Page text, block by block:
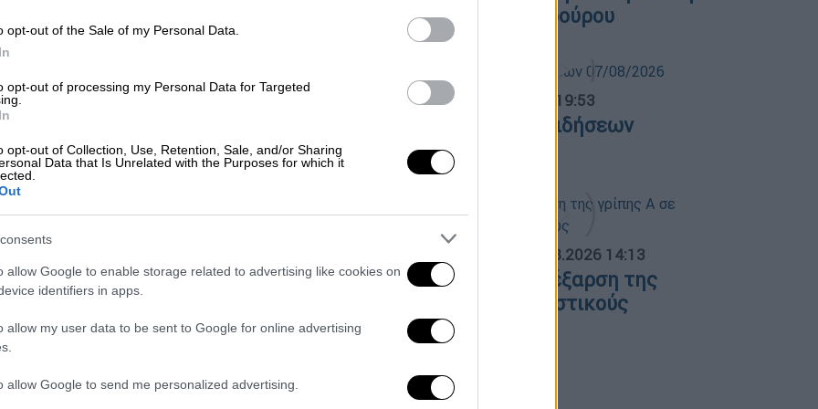
opt-out of the Sale of my Personal Data.
opt-out of processing my Personal Data for Targeted
opt-out of Collection, Use, Retention, Sale, and/or Sharing
Data that Is Unrelated with the Purposes for which it
allow Google to enable storage related to advertising like cookies on
identifiers in apps.
allow my user data to be sent to Google for online advertising
allow Google to send me personalized advertising.
φωτό: Μπορείς το 10/10 στο κουίζ
ξεναγοί;
Ποιες είναι οι 10 περιοχές της
Όχι, το κέντρο της Αθήνας δεν
πλατεία Κουμουνδούρου
Κεντρικό... 07.08.2026 19:53
Κεντρικό δελτίο ειδήσεων
07/08/2026
07.08.2026 14:13
Ανησυχία για την έξαρση της
γρίπης Α σε τουριστικούς
προορισμούς